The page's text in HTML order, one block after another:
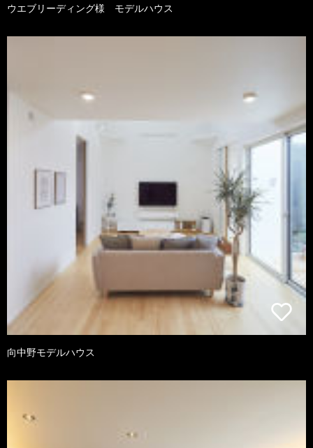
ウエブリーディング様 モデルハウス
向中野モデルハウス